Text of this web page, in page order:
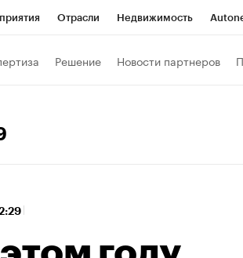
Отрасли Недвижимость
Решение Новости партнеров